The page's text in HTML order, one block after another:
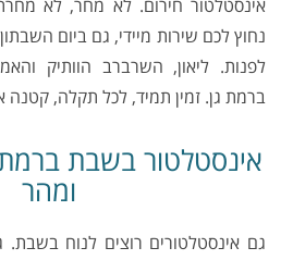
אינסטלטור חירום. לא מחר, לא
נחוץ לכם שירות מיידי, גם ביום
לפנות. ליאון, השרברב הוותיק
ברמת גן. זמין תמיד, לכל תקלה, קטנה
אינסטלטור בשבת ברמת
ומהר
גם אינסטלטורים רוצים לנוח